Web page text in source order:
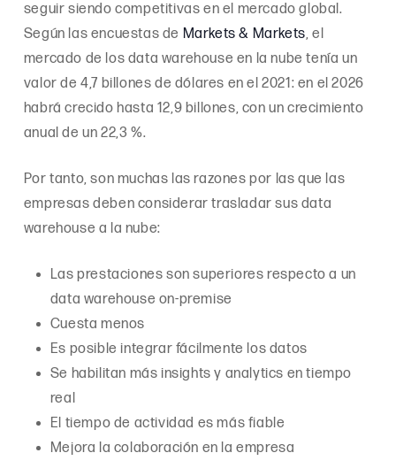
seguir siendo competitivas en el mercado global.
Según las encuestas de Markets & Markets, el
mercado de los data warehouse en la nube tenía un
valor de 4,7 billones de dólares en el 2021: en el 2026
habrá crecido hasta 12,9 billones, con un crecimiento
anual de un 22,3 %.
Por tanto, son muchas las razones por las que las
empresas deben considerar trasladar sus data
warehouse a la nube:
Las prestaciones son superiores respecto a un
data warehouse on-premise
Cuesta menos
Es posible integrar fácilmente los datos
Se habilitan más insights y analytics en tiempo
real
El tiempo de actividad es más fiable
Mejora la colaboración en la empresa